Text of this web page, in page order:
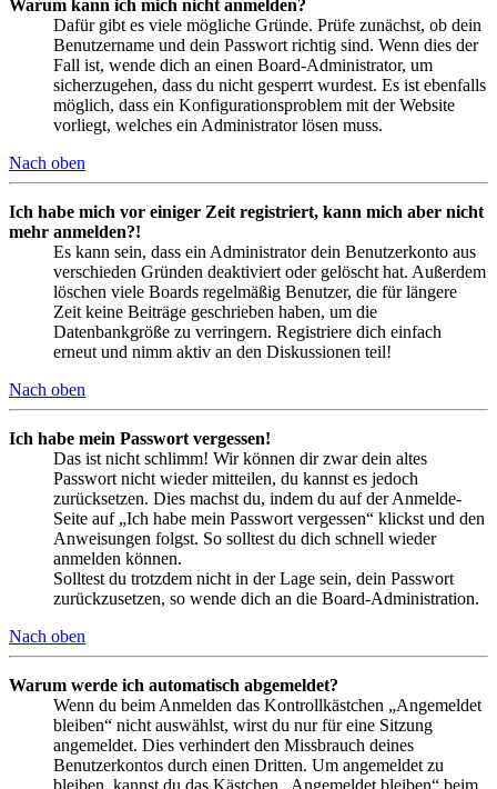
Warum kann ich mich nicht anmelden?
Dafür gibt es viele mögliche Gründe. Prüfe zunächst, ob dein
Benutzername und dein Passwort richtig sind. Wenn dies der
Fall ist, wende dich an einen Board-Administrator, um
sicherzugehen, dass du nicht gesperrt wurdest. Es ist ebenfalls
möglich, dass ein Konfigurationsproblem mit der Website
vorliegt, welches ein Administrator lösen muss.
Nach oben
Ich habe mich vor einiger Zeit registriert, kann mich aber nicht
mehr anmelden?!
Es kann sein, dass ein Administrator dein Benutzerkonto aus
verschieden Gründen deaktiviert oder gelöscht hat. Außerdem
löschen viele Boards regelmäßig Benutzer, die für längere
Zeit keine Beiträge geschrieben haben, um die
Datenbankgröße zu verringern. Registriere dich einfach
erneut und nimm aktiv an den Diskussionen teil!
Nach oben
Ich habe mein Passwort vergessen!
Das ist nicht schlimm! Wir können dir zwar dein altes
Passwort nicht wieder mitteilen, du kannst es jedoch
zurücksetzen. Dies machst du, indem du auf der Anmelde-
Seite auf „Ich habe mein Passwort vergessen“ klickst und den
Anweisungen folgst. So solltest du dich schnell wieder
anmelden können.
Solltest du trotzdem nicht in der Lage sein, dein Passwort
zurückzusetzen, so wende dich an die Board-Administration.
Nach oben
Warum werde ich automatisch abgemeldet?
Wenn du beim Anmelden das Kontrollkästchen „Angemeldet
bleiben“ nicht auswählst, wirst du nur für eine Sitzung
angemeldet. Dies verhindert den Missbrauch deines
Benutzerkontos durch einen Dritten. Um angemeldet zu
bleiben, kannst du das Kästchen „Angemeldet bleiben“ beim